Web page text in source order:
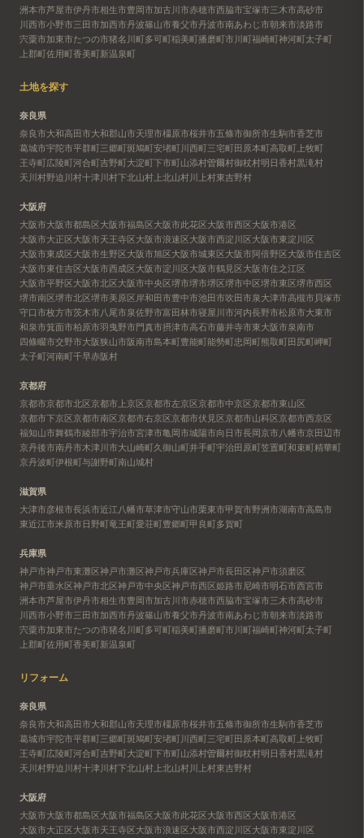
洲本市芦屋市伊丹市相生市豊岡市加古川市赤穂市西脇市宝塚市三木市高砂市
川西市小野市三田市加西市丹波篠山市養父市丹波市南あわじ市朝来市淡路市
宍粟市加東市たつの市猪名川町多可町稲美町播磨町市川町福崎町神河町太子町
上郡町佐用町香美町新温泉町
土地を探す
奈良県
奈良市大和高田市大和郡山市天理市橿原市桜井市五條市御所市生駒市香芝市
葛城市宇陀市平群町三郷町斑鳩町安堵町川西町三宅町田原本町高取町 上牧町
王寺町広陵町河合町吉野町大淀町下市町山添村曽爾村御杖村明日香村黒滝村
天川村野迫川村十津川村下北山村 上北山村川上村東吉野村
大阪府
大阪市大阪市都島区大阪市福島区大阪市此花区大阪市西区大阪市港区
大阪市大正区大阪市天王寺区大阪市浪速区大阪市西淀川区大阪市東淀川区
大阪市東成区大阪市生野区大阪市旭区大阪市城東区大阪市阿倍野区大阪市住吉区
大阪市東住吉区大阪市西成区大阪市淀川区大阪市鶴見区大阪市住之江区
大阪市平野区大阪市北区大阪市中央区堺市堺市堺区堺市中区堺市東区堺市西区
堺市南区堺市北区堺市美原区岸和田市豊中市池田市吹田市泉大津市高槻市 貝塚市
守口市枚方市茨木市八尾市泉佐野市富田林市寝屋川市河内長野市松原市大東市
和泉市箕面市柏原市羽曳野市門真市摂津市高石市藤井寺市東大阪市泉南市
四條畷市交野市大阪狭山市阪南市島本町豊能町能勢町忠岡町熊取町田尻町岬町
太子町河南町千早赤阪村
京都府
京都市京都市北区京都市上京区京都市左京区京都市中京区京都市東山区
京都市下京区京都市南区京都市右京区京都市伏見区京都市山科区京都市西京区
福知山市舞鶴市綾部市宇治市宮津市亀岡市城陽市向日市長岡京市八幡市京田辺市
京丹後市南丹市木津川市大山崎町久御山町井手町宇治田原町笠置町和束町精華町
京丹波町伊根町与謝野町南山城村
滋賀県
大津市彦根市長浜市近江八幡市草津市守山市栗東市甲賀市野洲市湖南市高島市
東近江市米原市日野町竜王町愛荘町豊郷町甲良町多賀町
兵庫県
神戸市神戸市東灘区神戸市灘区神戸市兵庫区神戸市長田区神戸市須磨区
神戸市垂水区神戸市北区神戸市中央区神戸市西区姫路市尼崎市明石市西宮市
洲本市芦屋市伊丹市相生市豊岡市加古川市赤穂市西脇市宝塚市三木市高砂市
川西市小野市三田市加西市丹波篠山市養父市丹波市南あわじ市朝来市淡路市
宍粟市加東市たつの市猪名川町多可町稲美町播磨町市川町福崎町神河町太子町
上郡町佐用町香美町新温泉町
リフォーム
奈良県
奈良市大和高田市大和郡山市天理市橿原市桜井市五條市御所市生駒市香芝市
葛城市宇陀市平群町三郷町斑鳩町安堵町川西町三宅町田原本町高取町 上牧町
王寺町広陵町河合町吉野町大淀町下市町山添村曽爾村御杖村明日香村黒滝村
天川村野迫川村十津川村下北山村 上北山村川上村東吉野村
大阪府
大阪市大阪市都島区大阪市福島区大阪市此花区大阪市西区大阪市港区
大阪市大正区大阪市天王寺区大阪市浪速区大阪市西淀川区大阪市東淀川区